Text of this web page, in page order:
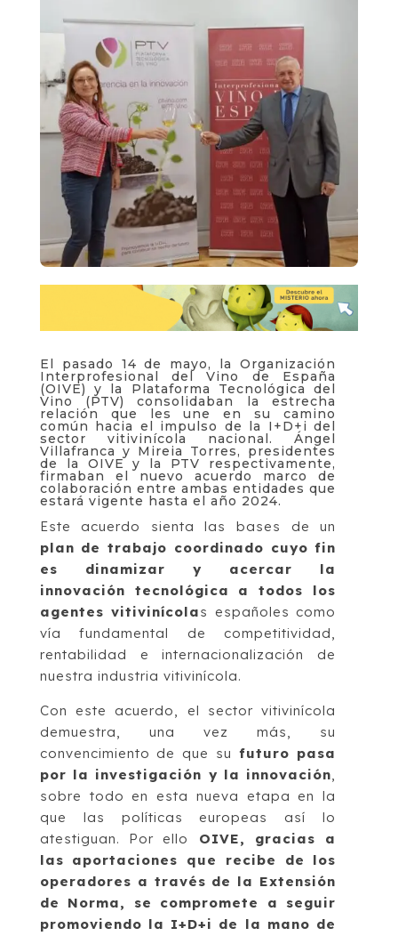
El pasado 14 de mayo, la Organización
Interprofesional del Vino de España
(OIVE) y la Plataforma Tecnológica del
Vino (PTV) consolidaban la estrecha
relación que les une en su camino
común hacia el impulso de la I+D+i del
sector vitivinícola nacional. Ángel
Villafranca y Mireia Torres, presidentes
de la OIVE y la PTV respectivamente,
firmaban el nuevo acuerdo marco de
colaboración entre ambas entidades que
estará vigente hasta el año 2024.
Este acuerdo sienta las bases de un
plan de trabajo coordinado cuyo fin
es dinamizar y acercar la
innovación tecnológica a todos los
agentes vitivinícolas españoles como
vía fundamental de competitividad,
rentabilidad e internacionalización de
nuestra industria vitivinícola.
Con este acuerdo, el sector vitivinícola
demuestra, una vez más, su
convencimiento de que su futuro pasa
por la investigación y la innovación,
sobre todo en esta nueva etapa en la
que las políticas europeas así lo
atestiguan. Por ello
OIVE, gracias a
las aportaciones que recibe de los
operadores a través de la Extensión
de Norma, se compromete a seguir
promoviendo la I+D+i de la mano de